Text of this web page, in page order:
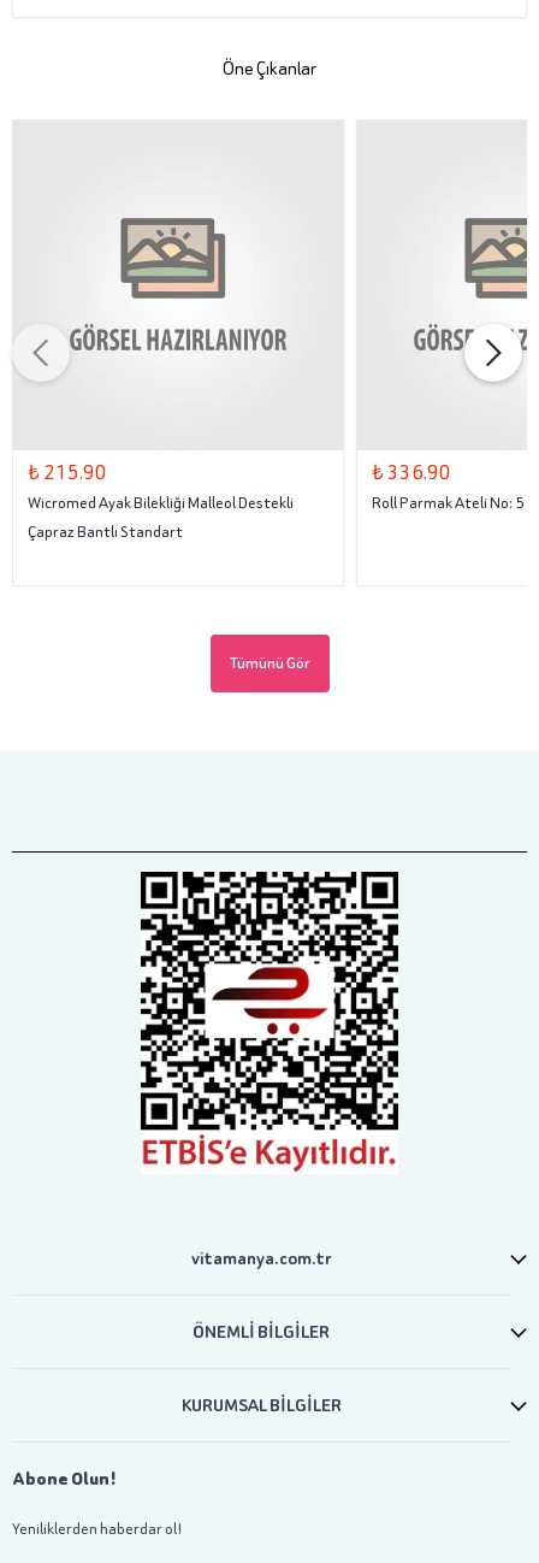
Öne Çıkanlar
₺ 215.90
Wicromed Ayak Bilekliği Malleol Destekli
Çapraz Bantlı Standart
₺ 336.90
Roll Parmak Ateli No: 5
Tümünü Gör
vitamanya.com.tr
ÖNEMLİ BİLGİLER
KURUMSAL BİLGİLER
Abone Olun!
Yeniliklerden haberdar ol!